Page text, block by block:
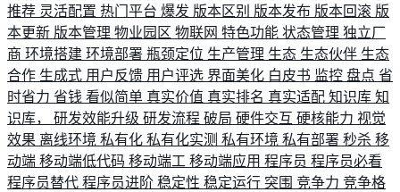
推荐 灵活配置 热门平台 爆发 版本区别 版本发布 版本回滚 版
本更新 版本管理 物业园区 物联网 特色功能 状态管理 独立厂
商 环境搭建 环境部署 瓶颈定位 生产管理 生态 生态伙伴 生态
合作 生成式 用户反馈 用户评选 界面美化 白皮书 监控 盘点 省
时省力 省钱 看似简单 真实价值 真实排名 真实适配 知识库 知
识库， 研发效能升级 研发流程 破局 硬件交互 硬核能力 视觉
效果 离线环境 私有化 私有化实测 私有环境 私有部署 秒杀 移
动端 移动端低代码 移动端工 移动端应用 程序员 程序员必看
程序员替代 程序员进阶 稳定性 稳定运行 突围 竞争力 竞争格